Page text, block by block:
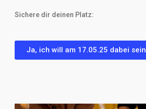
Sichere dir deinen Platz:
Ja, ich will am 17.05.25 dabei sein